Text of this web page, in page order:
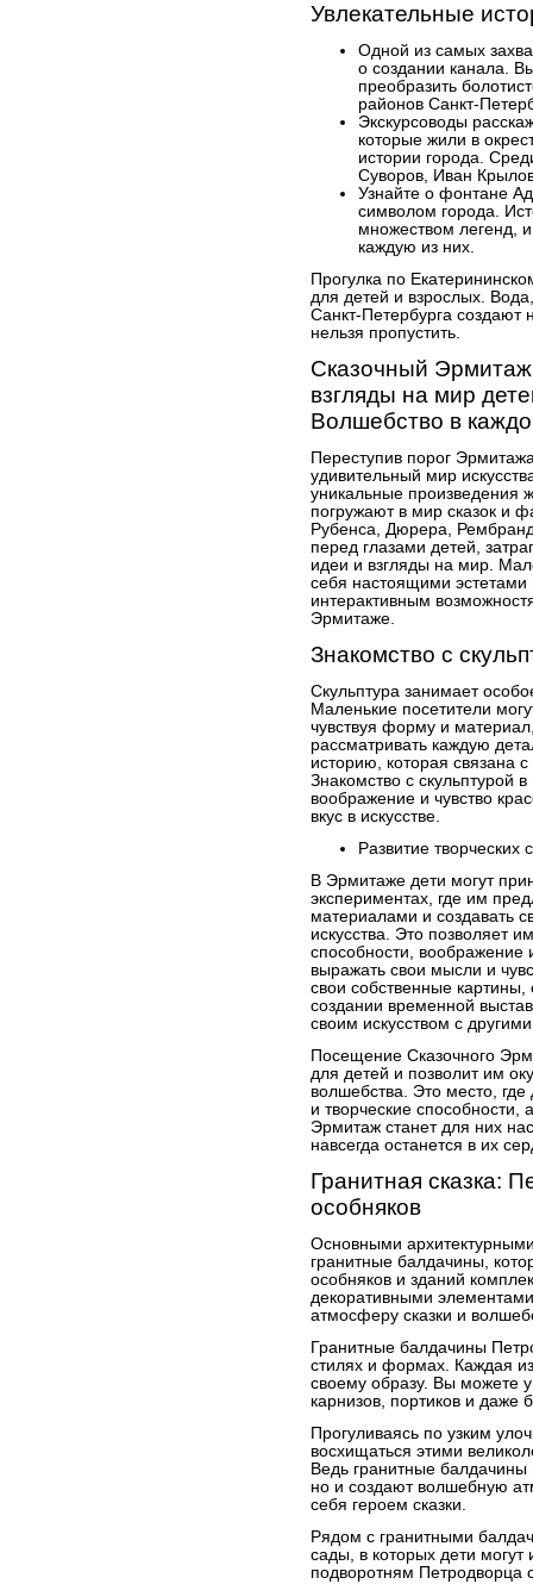
Увлекательные
Одной из самых
о создании канала.
преобразить
районов Санкт-
Экскурсоводы
которые жили в
истории города.
Суворов, Иван
Узнайте о фонтане
символом города.
множеством легенд,
каждую из них.
Прогулка по
для детей и взрослых.
Санкт-Петербурга
нельзя пропустить.
Сказочный
взгляды на мир
Волшебство в
Переступив порог
удивительный мир
уникальные произведения
погружают в мир сказок и
Рубенса, Дюрера,
перед глазами детей,
идеи и взгляды на мир.
себя настоящими эстетами
интерактивным
Эрмитаже.
Знакомство с
Скульптура занимает
Маленькие посетители
чувствуя форму и
рассматривать каждую
историю, которая связана
Знакомство с скульптурой
воображение и чувство
вкус в искусстве.
Развитие творческих
В Эрмитаже дети могут
экспериментах, где им
материалами и создавать
искусства. Это позволяет
способности, воображение
выражать свои мысли и
свои собственные картины,
создании временной
своим искусством с
Посещение Сказочного
для детей и позволит им
волшебства. Это место, где
и творческие способности,
Эрмитаж станет для них
навсегда останется в их
Гранитная сказка:
особняков
Основными
гранитные балдачины,
особняков и зданий
декоративными
атмосферу сказки и
Гранитные балдачины
стилях и формах. Каждая
своему образу. Вы можете
карнизов, портиков и даже
Прогуливаясь по узким
восхищаться этими
Ведь гранитные
но и создают волшебную
себя героем сказки.
Рядом с гранитными
сады, в которых дети могут
подворотням Петродворца